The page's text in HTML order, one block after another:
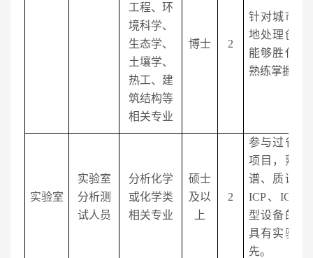
工程、环
境科学、
生态学、
土壤学、
热工、建
筑结构等
相关专业
博士 2
针对城市尾
地处理创新
能够胜任野
熟练掌握
实验室
实验室
分析测
试人员
分析化学
或化学类
相关专业
硕士
及以
上
2
参与过省级
项目，熟悉
谱、质谱、
ICP、ICP-
型设备的使
具有实验室
先。